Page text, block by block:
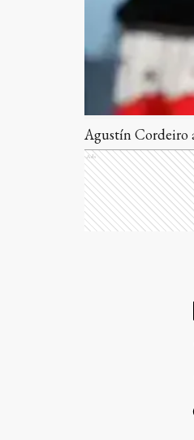
Agustín Cordeiro
Ads